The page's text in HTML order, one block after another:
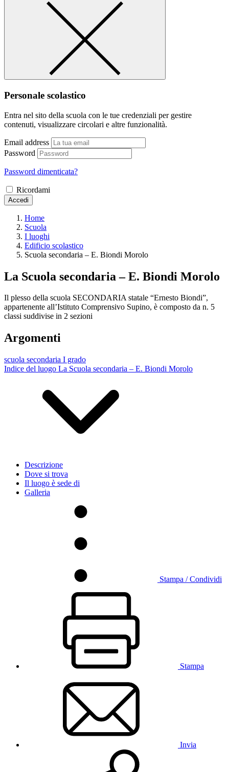
Personale scolastico
Entra nel sito della scuola con le tue credenziali per gestire
contenuti, visualizzare circolari e altre funzionalità.
Email address
Password
Password dimenticata?
Ricordami
Accedi
Home
Scuola
I luoghi
Edificio scolastico
Scuola secondaria – E. Biondi Morolo
La Scuola secondaria – E. Biondi Morolo
Il plesso della scuola SECONDARIA statale “Ernesto Biondi”,
appartenente all’Istituto Comprensivo Supino, è composto da n. 5
classi suddivise in 2 sezioni
Argomenti
scuola secondaria I grado
Indice del luogo La Scuola secondaria – E. Biondi Morolo
Descrizione
Dove si trova
Il luogo è sede di
Galleria
Stampa / Condividi
Stampa
Invia